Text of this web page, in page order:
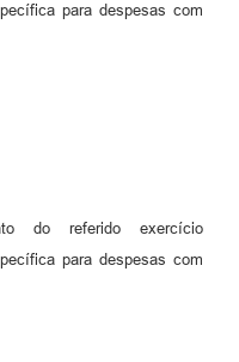
para despesas com
do referido exercício
para despesas com